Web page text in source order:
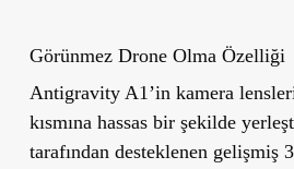
Görünmez Drone Olma Özelliği
Antigravity A1’in kamera
kısmına hassas bir şekilde
tarafından desteklenen gelişmiş